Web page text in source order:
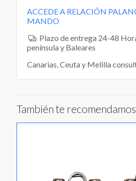
ACCEDE A RELACIÓN
MANDO
Plazo de entrega 24-48
península y Baleares
Canarias, Ceuta y Melilla
También te